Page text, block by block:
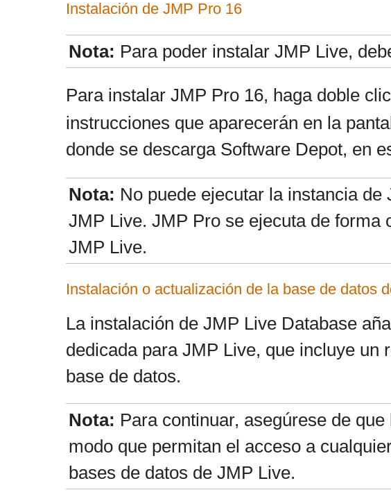
Instalación de JMP Pro 16
Nota: Para poder instalar JMP Live,
Para instalar JMP Pro 16, haga doble
instrucciones que aparecerán en la
donde se descarga Software Depot, en
Nota: No puede ejecutar la instancia
JMP Live. JMP Pro se ejecuta de
JMP Live.
Instalación o actualización de la base de datos
La instalación de JMP Live Database
dedicada para JMP Live, que incluye un
base de datos.
Nota: Para continuar, asegúrese de
modo que permitan el acceso a
bases de datos de JMP Live.